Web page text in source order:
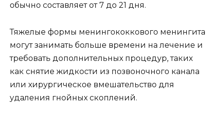
обычно составляет от 7 до 21 дня.
Тяжелые формы менингококкового менингита
могут занимать больше времени на лечение и
требовать дополнительных процедур, таких
как снятие жидкости из позвоночного канала
или хирургическое вмешательство для
удаления гнойных скоплений.